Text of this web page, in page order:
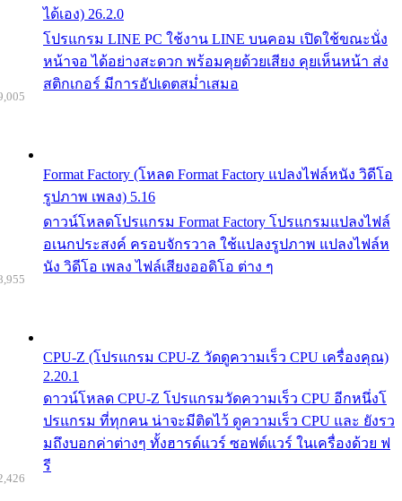
ได้เอง) 26.2.0
โปรแกรม LINE PC ใช้งาน LINE บนคอม เปิดใช้ขณะนั่ง
หน้าจอ ได้อย่างสะดวก พร้อมคุยด้วยเสียง คุยเห็นหน้า ส่ง
สติกเกอร์ มีการอัปเดตสม่ำเสมอ
Format Factory (โหลด Format Factory แปลงไฟล์หนัง วิดีโอ
รูปภาพ เพลง) 5.16
ดาวน์โหลดโปรแกรม Format Factory โปรแกรมแปลงไฟล์
อเนกประสงค์ ครอบจักรวาล ใช้แปลงรูปภาพ แปลงไฟล์ห
นัง วิดีโอ เพลง ไฟล์เสียงออดิโอ ต่าง ๆ
CPU-Z (โปรแกรม CPU-Z วัดดูความเร็ว CPU เครื่องคุณ)
2.20.1
ดาวน์โหลด CPU-Z โปรแกรมวัดความเร็ว CPU อีกหนึ่งโ
ปรแกรม ที่ทุกคน น่าจะมีติดไว้ ดูความเร็ว CPU และ ยังรว
มถึงบอกค่าต่างๆ ทั้งฮารด์แวร์ ซอฟต์แวร์ ในเครื่องด้วย ฟ
รี